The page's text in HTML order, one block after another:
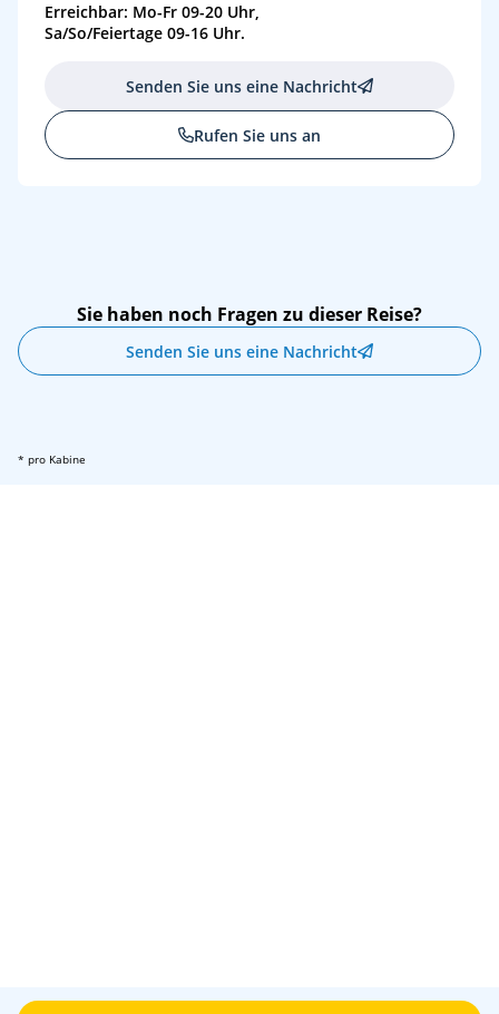
Erreichbar: Mo-Fr 09-20 Uhr,
Sa/So/Feiertage 09-16 Uhr.
Senden Sie uns eine Nachricht
Rufen Sie uns an
Sie haben noch Fragen zu dieser Reise?
Senden Sie uns eine Nachricht
* pro Kabine